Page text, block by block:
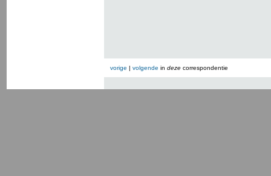
vorige | volgende in deze correspondentie